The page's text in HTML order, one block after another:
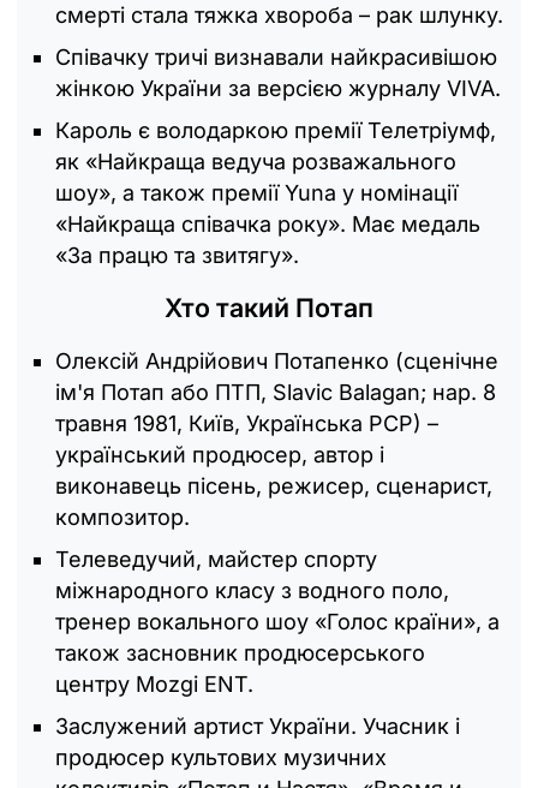
смерті стала тяжка хвороба – рак шлунку.
Співачку тричі визнавали найкрасивішою
жінкою України за версією журналу VIVA.
Кароль є володаркою премії Телетріумф,
як «Найкраща ведуча розважального
шоу», а також премії Yuna у номінації
«Найкраща співачка року». Має медаль
«За працю та звитягу».
Хто такий Потап
Олексій Андрійович Потапенко (сценічне
ім'я Потап або ПТП, Slavic Balagan; нар. 8
травня 1981, Київ, Українська РСР) –
український продюсер, автор і
виконавець пісень, режисер, сценарист,
композитор.
Телеведучий, майстер спорту
міжнародного класу з водного поло,
тренер вокального шоу «Голос країни», а
також засновник продюсерського
центру Mozgi ENT.
Заслужений артист України. Учасник і
продюсер культових музичних